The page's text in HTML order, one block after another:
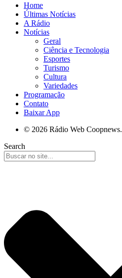
Home
Últimas Notícias
A Rádio
Notícias
Geral
Ciência e Tecnologia
Esportes
Turismo
Cultura
Variedades
Programação
Contato
Baixar App
© 2026 Rádio Web Coopnews.
Search